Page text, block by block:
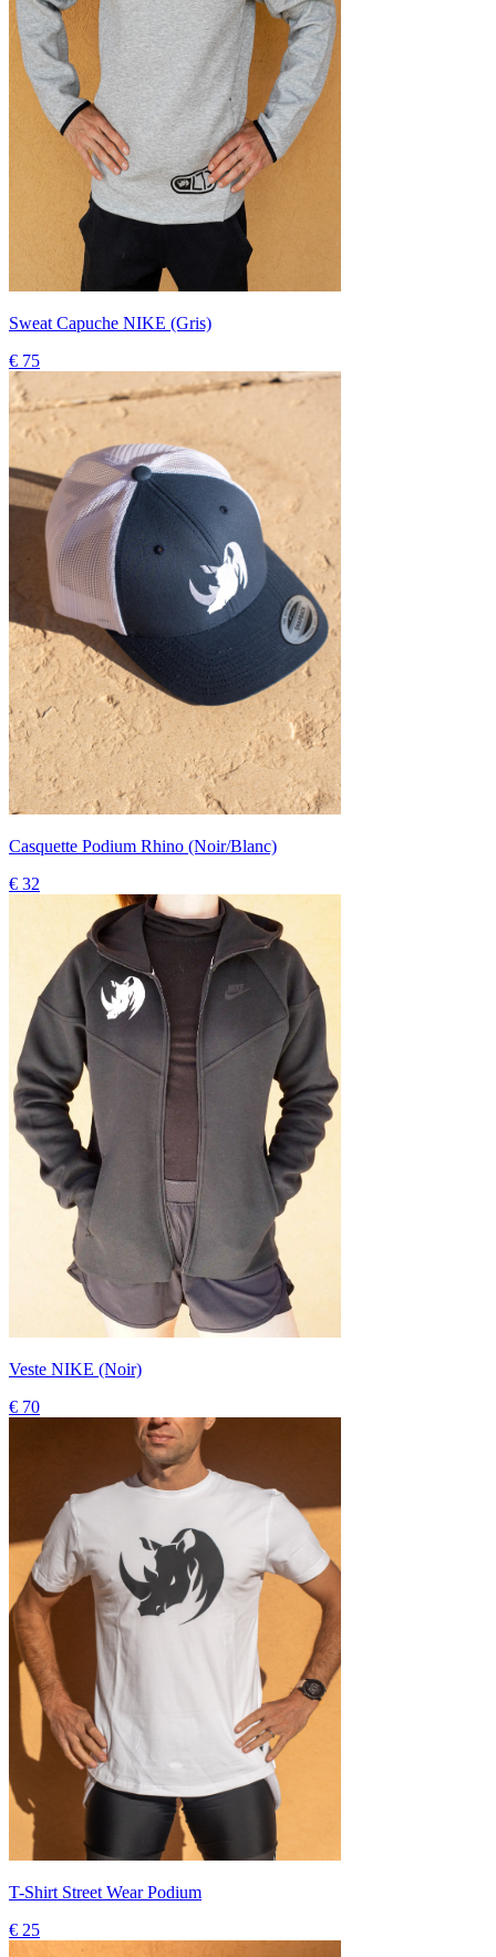
Sweat Capuche NIKE (Gris)
€ 75
Casquette Podium Rhino (Noir/Blanc)
€ 32
Veste NIKE (Noir)
€ 70
T-Shirt Street Wear Podium
€ 25